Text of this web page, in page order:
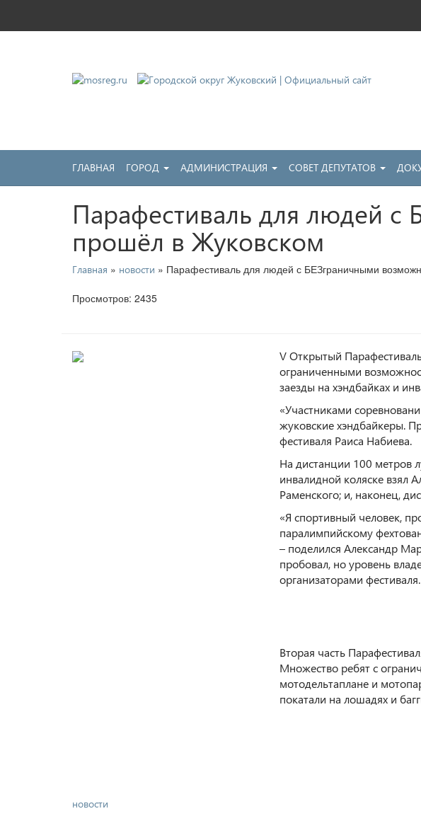
ГЛАВНАЯ ГОРОД АДМИНИСТРАЦИЯ СОВЕТ ДЕПУТАТОВ
Парафестиваль для людей
прошёл в Жуковском
Главная » новости » Парафестиваль для людей с БЕЗграничными
Просмотров: 2435
V Открытый
ограниченными
заезды на хэндбайках и
«Участниками
жуковские хэндбайкеры.
фестиваля Раиса Набиева.
На дистанции 100 метров
инвалидной коляске взял
Раменского; и, наконец,
«Я спортивный человек,
паралимпийскому
– поделился Александр
пробовал, но уровень
организаторами
Вторая часть
Множество ребят с
мотодельтаплане и
покатали на лошадях и
новости